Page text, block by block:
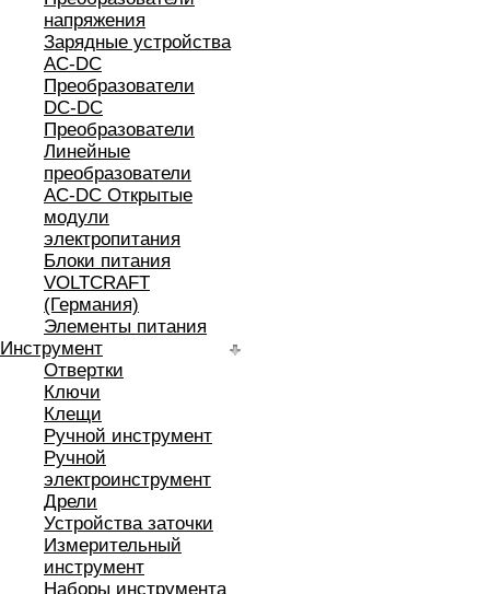
напряжения
Зарядные устройства
AC-DC
Преобразователи
DC-DC
Преобразователи
Линейные
преобразователи
AC-DC Открытые
модули
электропитания
Блоки питания
VOLTCRAFT
(Германия)
Элементы питания
Инструмент
Отвертки
Ключи
Клещи
Ручной инструмент
Ручной
электроинструмент
Дрели
Устройства заточки
Измерительный
инструмент
Наборы инструмента